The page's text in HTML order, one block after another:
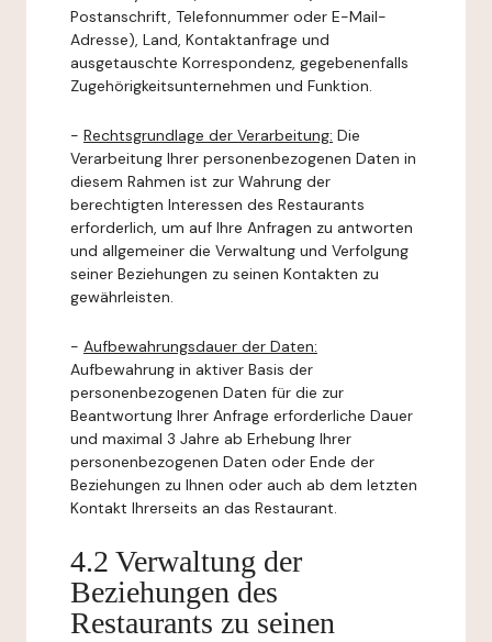
Postanschrift, Telefonnummer oder E-Mail-
Adresse), Land, Kontaktanfrage und
ausgetauschte Korrespondenz, gegebenenfalls
Zugehörigkeitsunternehmen und Funktion.
- Rechtsgrundlage der Verarbeitung: Die
Verarbeitung Ihrer personenbezogenen Daten in
diesem Rahmen ist zur Wahrung der
berechtigten Interessen des Restaurants
erforderlich, um auf Ihre Anfragen zu antworten
und allgemeiner die Verwaltung und Verfolgung
seiner Beziehungen zu seinen Kontakten zu
gewährleisten.
- Aufbewahrungsdauer der Daten:
Aufbewahrung in aktiver Basis der
personenbezogenen Daten für die zur
Beantwortung Ihrer Anfrage erforderliche Dauer
und maximal 3 Jahre ab Erhebung Ihrer
personenbezogenen Daten oder Ende der
Beziehungen zu Ihnen oder auch ab dem letzten
Kontakt Ihrerseits an das Restaurant.
4.2 Verwaltung der
Beziehungen des
Restaurants zu seinen